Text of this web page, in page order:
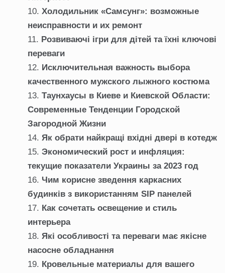
Холодильник «Самсунг»: возможные
неисправности и их ремонт
Розвиваючі ігри для дітей та їхні ключові
переваги
Исключительная важность выбора
качественного мужского лыжного костюма
Таунхаусы в Киеве и Киевской Области:
Современные Тенденции Городской
Загородной Жизни
Як обрати найкращі вхідні двері в котедж
Экономический рост и инфляция:
текущие показатели Украины за 2023 год
Чим корисне зведення каркасних
будинків з використанням SIP панелей
Как сочетать освещение и стиль
интерьера
Які особливості та переваги має якісне
насосне обладнання
Кровельные материалы для вашего